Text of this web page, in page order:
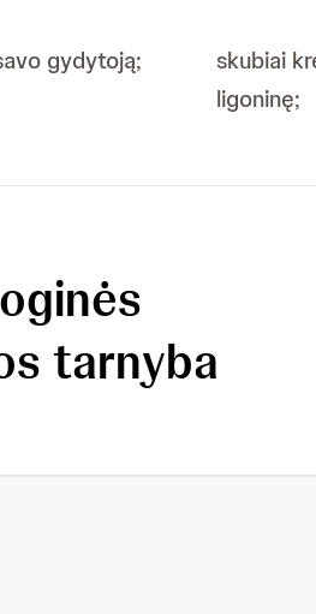
gydytoją;
skubiai
ligoninę;
tarnyba